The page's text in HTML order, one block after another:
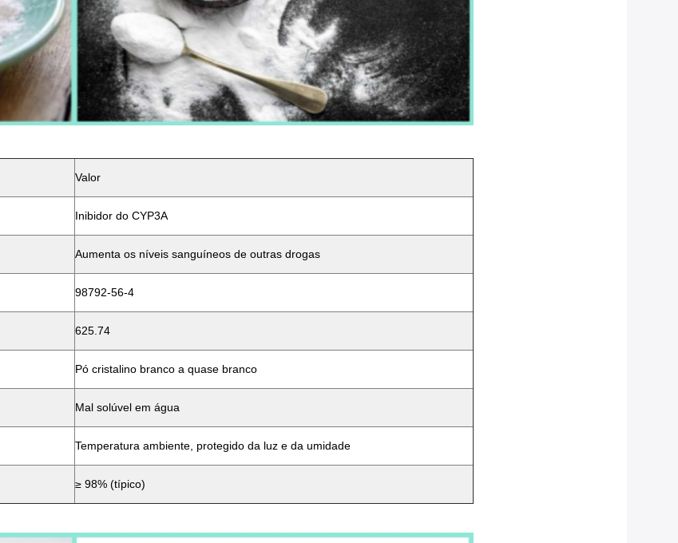
Valor
Inibidor do CYP3A
Aumenta os níveis sanguíneos de outras drogas
98792-56-4
625.74
Pó cristalino branco a quase branco
Mal solúvel em água
Temperatura ambiente, protegido da luz e da umidade
≥ 98% (típico)